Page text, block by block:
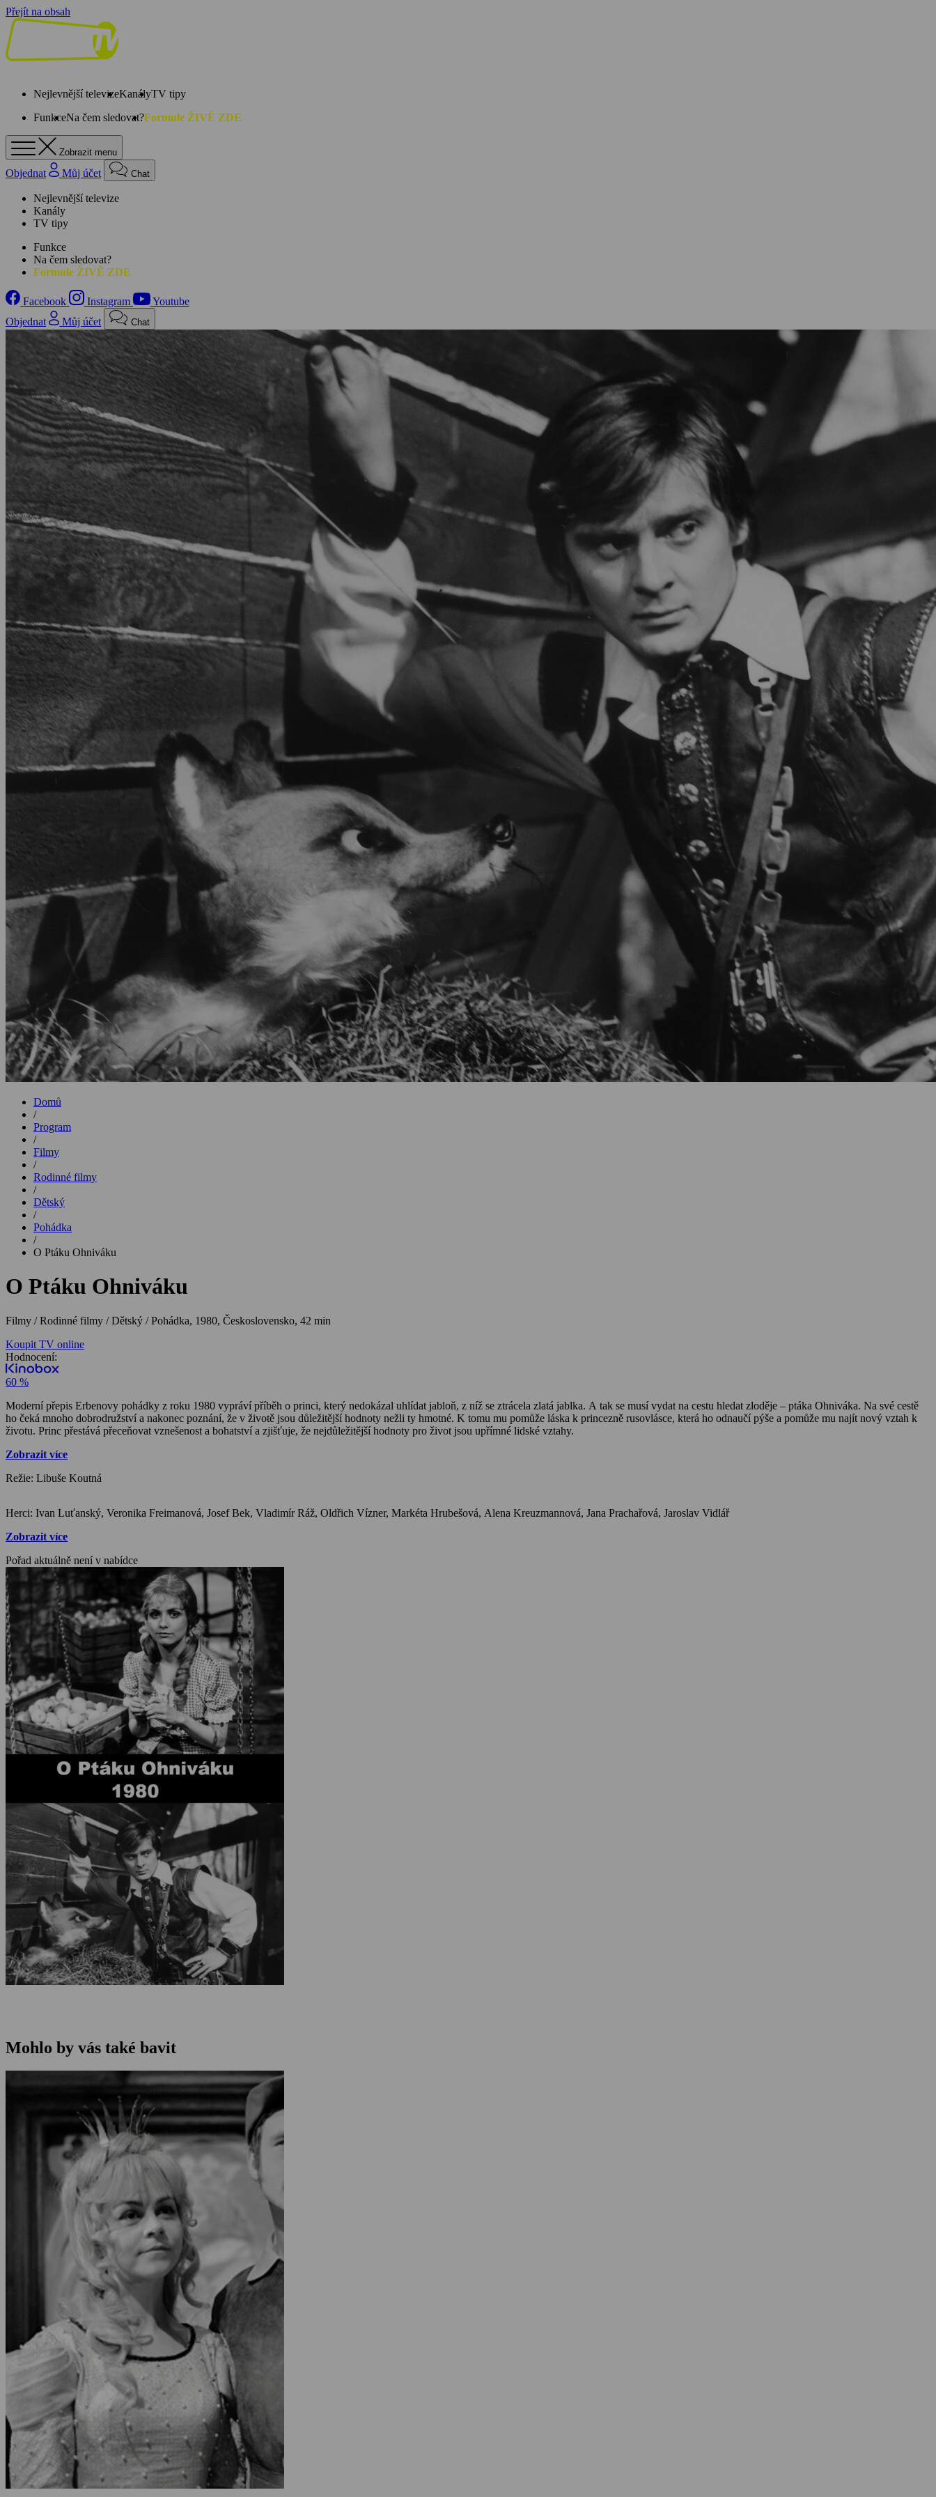
Přejít na obsah
Nejlevnější televizeKanályTV tipy
FunkceNa čem sledovat?Formule ŽIVĚ ZDE
Zobrazit menu
Objednat Můj účet Chat
Nejlevnější televize
Kanály
TV tipy
Funkce
Na čem sledovat?
Formule ŽIVĚ ZDE
Facebook Instagram
Youtube
Objednat
Můj účet Chat
Domů
/
Program
/
Filmy
/
Rodinné filmy
/
Dětský
/
Pohádka
/
O Ptáku Ohniváku
O Ptáku Ohniváku
Filmy / Rodinné filmy / Dětský / Pohádka, 1980, Československo, 42 min
Koupit TV online
Hodnocení:
60 %
Moderní přepis Erbenovy pohádky z roku 1980 vypráví příběh o princi, který nedokázal uhlídat jabloň, z níž se ztrácela zlatá jablka. A tak se musí vydat na cestu hledat zloděje – ptáka Ohniváka. Na své cestě
ho čeká mnoho dobrodružství a nakonec poznání, že v životě jsou důležitější hodnoty nežli ty hmotné. K tomu mu pomůže láska k princezně rusovlásce, která ho odnaučí pýše a pomůže mu najít nový vztah k
životu. Princ přestává přeceňovat vznešenost a bohatství a zjišťuje, že nejdůležitější hodnoty pro život jsou upřímné lidské vztahy.
Zobrazit více
Režie: Libuše Koutná
Herci: Ivan Luťanský, Veronika Freimanová, Josef Bek, Vladimír Ráž, Oldřich Vízner, Markéta Hrubešová, Alena Kreuzmannová, Jana Prachařová, Jaroslav Vidlář
Zobrazit více
Pořad aktuálně není v nabídce
Mohlo by vás také bavit